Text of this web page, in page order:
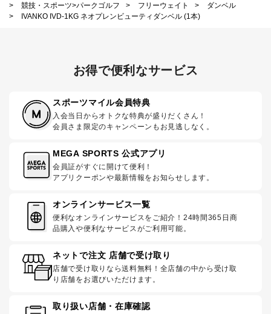
>
競技・スポーツ>パークゴルフ > フリーウェイト >
ダンベル
>
IVANKO IVD-1KG ネオプレンビューティダンベル (1本)
お得で便利なサービス
スポーツマイル会員特典
入会当日からオトクな特典が盛りだくさん！
会員さま限定のキャンペーンもお見逃しなく。
MEGA SPORTS 公式アプリ
会員証がすぐに開けて便利！
アプリクーポンや最新情報をお知らせします。
オンラインサービス一覧
便利なオンラインサービスをご紹介！24時間365日商
品購入や便利なサービスがご利用可能。
ネットで注文 店舗で受け取り
店舗で受け取りなら送料無料！全店舗の中から受け取
り店舗をお選びいただけます。
取り扱い店舗・在庫確認